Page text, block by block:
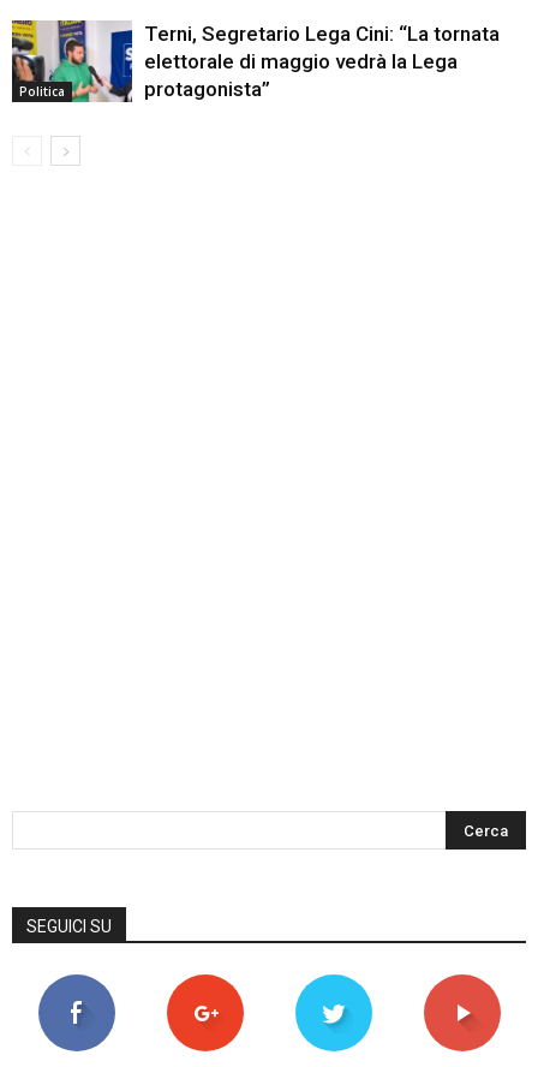
Politica
Terni, Segretario Lega Cini: “La tornata
elettorale di maggio vedrà la Lega
protagonista”
SEGUICI SU